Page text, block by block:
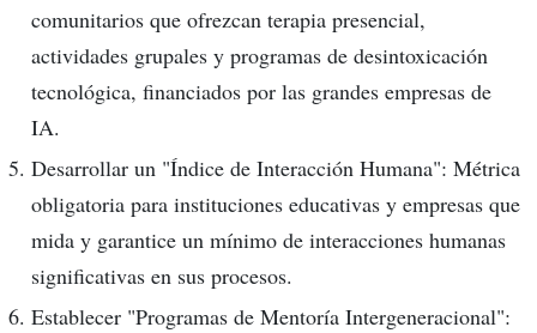
comunitarios que ofrezcan terapia presencial,
actividades grupales y programas de desintoxicación
tecnológica, financiados por las grandes empresas de
IA.
Desarrollar un "Índice de Interacción Humana": Métrica
obligatoria para instituciones educativas y empresas que
mida y garantice un mínimo de interacciones humanas
significativas en sus procesos.
Establecer "Programas de Mentoría Intergeneracional":